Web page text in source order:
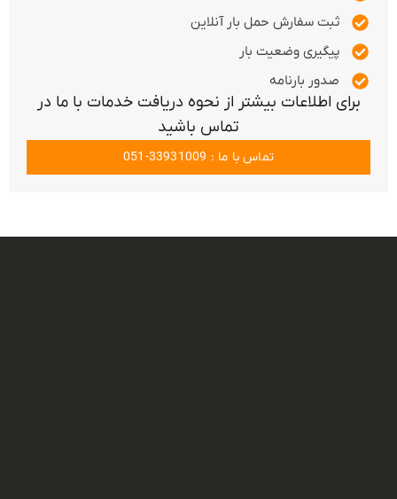
ثبت سفارش حمل بار آنلاین
پیگیری وضعیت بار
صدور بارنامه
برای اطلاعات بیشتر از نحوه دریافت خدمات با ما در
تماس باشید
تماس با ما : 33931009-051